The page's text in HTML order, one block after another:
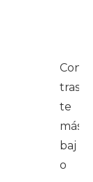
Con
tras
te
más
baj
o